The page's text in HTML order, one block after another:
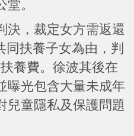
。
決，裁定女方需返還
同扶養子女為由，判
養費。徐波其後在
曝光包含大量未成年
兒童隱私及保護問題